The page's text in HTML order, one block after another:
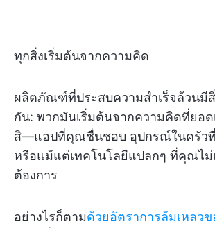
ทุกสิ่งเริ่มต้นจากความคิด
ผลิตภัณฑ์ที่ประสบความสำเร็จล้วนมี
กัน: พวกมันเริ่มต้นจากความคิดที่ยอ
สิ—แอปที่คุณชื่นชอบ อุปกรณ์ในครัวที่
หรือแม้แต่เทคโนโลยีแปลกๆ ที่คุณไม่
ต้องการ
อย่างไรก็ตามด้วยอัตราการล้มเหลว